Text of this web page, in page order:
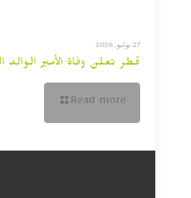
27 يوليو, 2026
قطر تعلن وفاة الأمير
Read more